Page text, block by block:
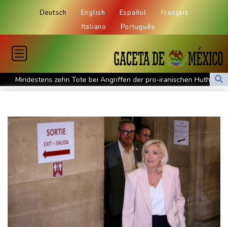
Deutsch English Español
Français
Italiano
Português
Mindestens zehn Tote bei Angriffen der pro-iranischen Huthis im
Jemen
US-Gericht setzt Bau von Trumps Ballsaal aus - Präsident
kündigt Berufung an
Direkt-ICE Berlin-Paris bleibt wegen Technikproblemen vorerst
unterbrochen
Selenskyj erstmals seit Beginn von Ukraine-Krieg nach Serbien
gereist
Russland weist Verantwortung für Drohnenvorfall an Leipziger